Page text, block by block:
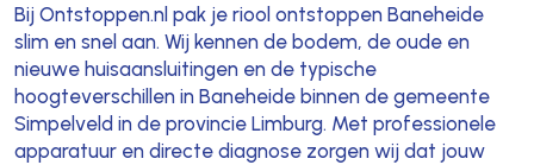
Bij Ontstoppen.nl pak je riool ontstoppen Baneheide
slim en snel aan. Wij kennen de bodem, de oude en
nieuwe huisaansluitingen en de typische
hoogteverschillen in Baneheide binnen de gemeente
Simpelveld in de provincie Limburg. Met professionele
apparatuur en directe diagnose zorgen wij dat jouw